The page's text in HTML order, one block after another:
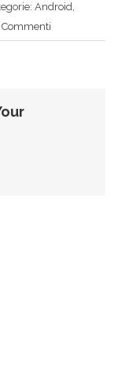
Android,
Commenti